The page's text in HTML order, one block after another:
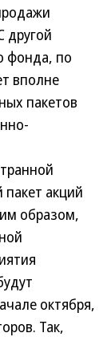
другой
фонда, по
вполне
пакетов
акций
образом,
октября,
Так,